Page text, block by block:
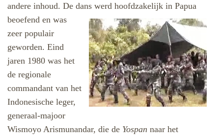
andere inhoud. De dans werd hoofdzakelijk in Papua
beoefend en was
zeer populair
geworden. Eind
jaren 1980 was het
de regionale
commandant van het
Indonesische leger,
generaal-majoor
Wismoyo Arismunandar, die de Yospan naar het